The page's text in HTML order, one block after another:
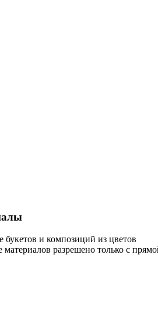
букетов и композиций из цветов
разрешено только с